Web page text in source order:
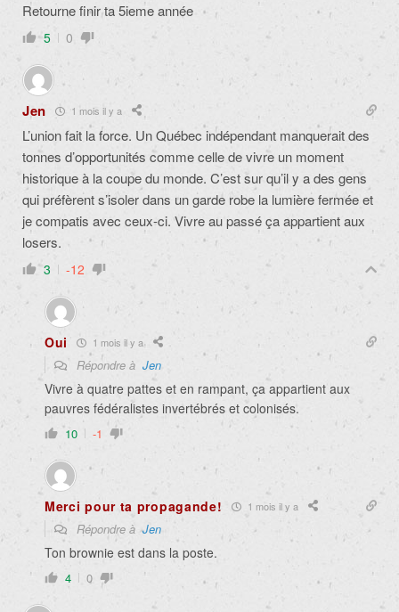
Retourne finir ta 5ieme année
5 0
Jen 1 mois il y a
L’union fait la force. Un Québec indépendant manquerait des
tonnes d’opportunités comme celle de vivre un moment
historique à la coupe du monde. C’est sur qu’il y a des gens
qui préfèrent s’isoler dans un garde robe la lumière fermée et
je compatis avec ceux-ci. Vivre au passé ça appartient aux
losers.
3 -12
Oui 1 mois il y a
Répondre à Jen
Vivre à quatre pattes et en rampant, ça appartient aux
pauvres fédéralistes invertébrés et colonisés.
10 -1
Merci pour ta propagande! 1 mois il y a
Répondre àJen
Ton brownie est dans la poste.
4 0